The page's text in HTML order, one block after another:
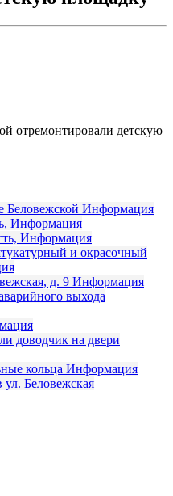
отремонтировали детскую
Беловежской Информация
Информация
Информация
и окрасочный
д. 9 Информация
выхода
доводчик на двери
кольца Информация
Беловежская